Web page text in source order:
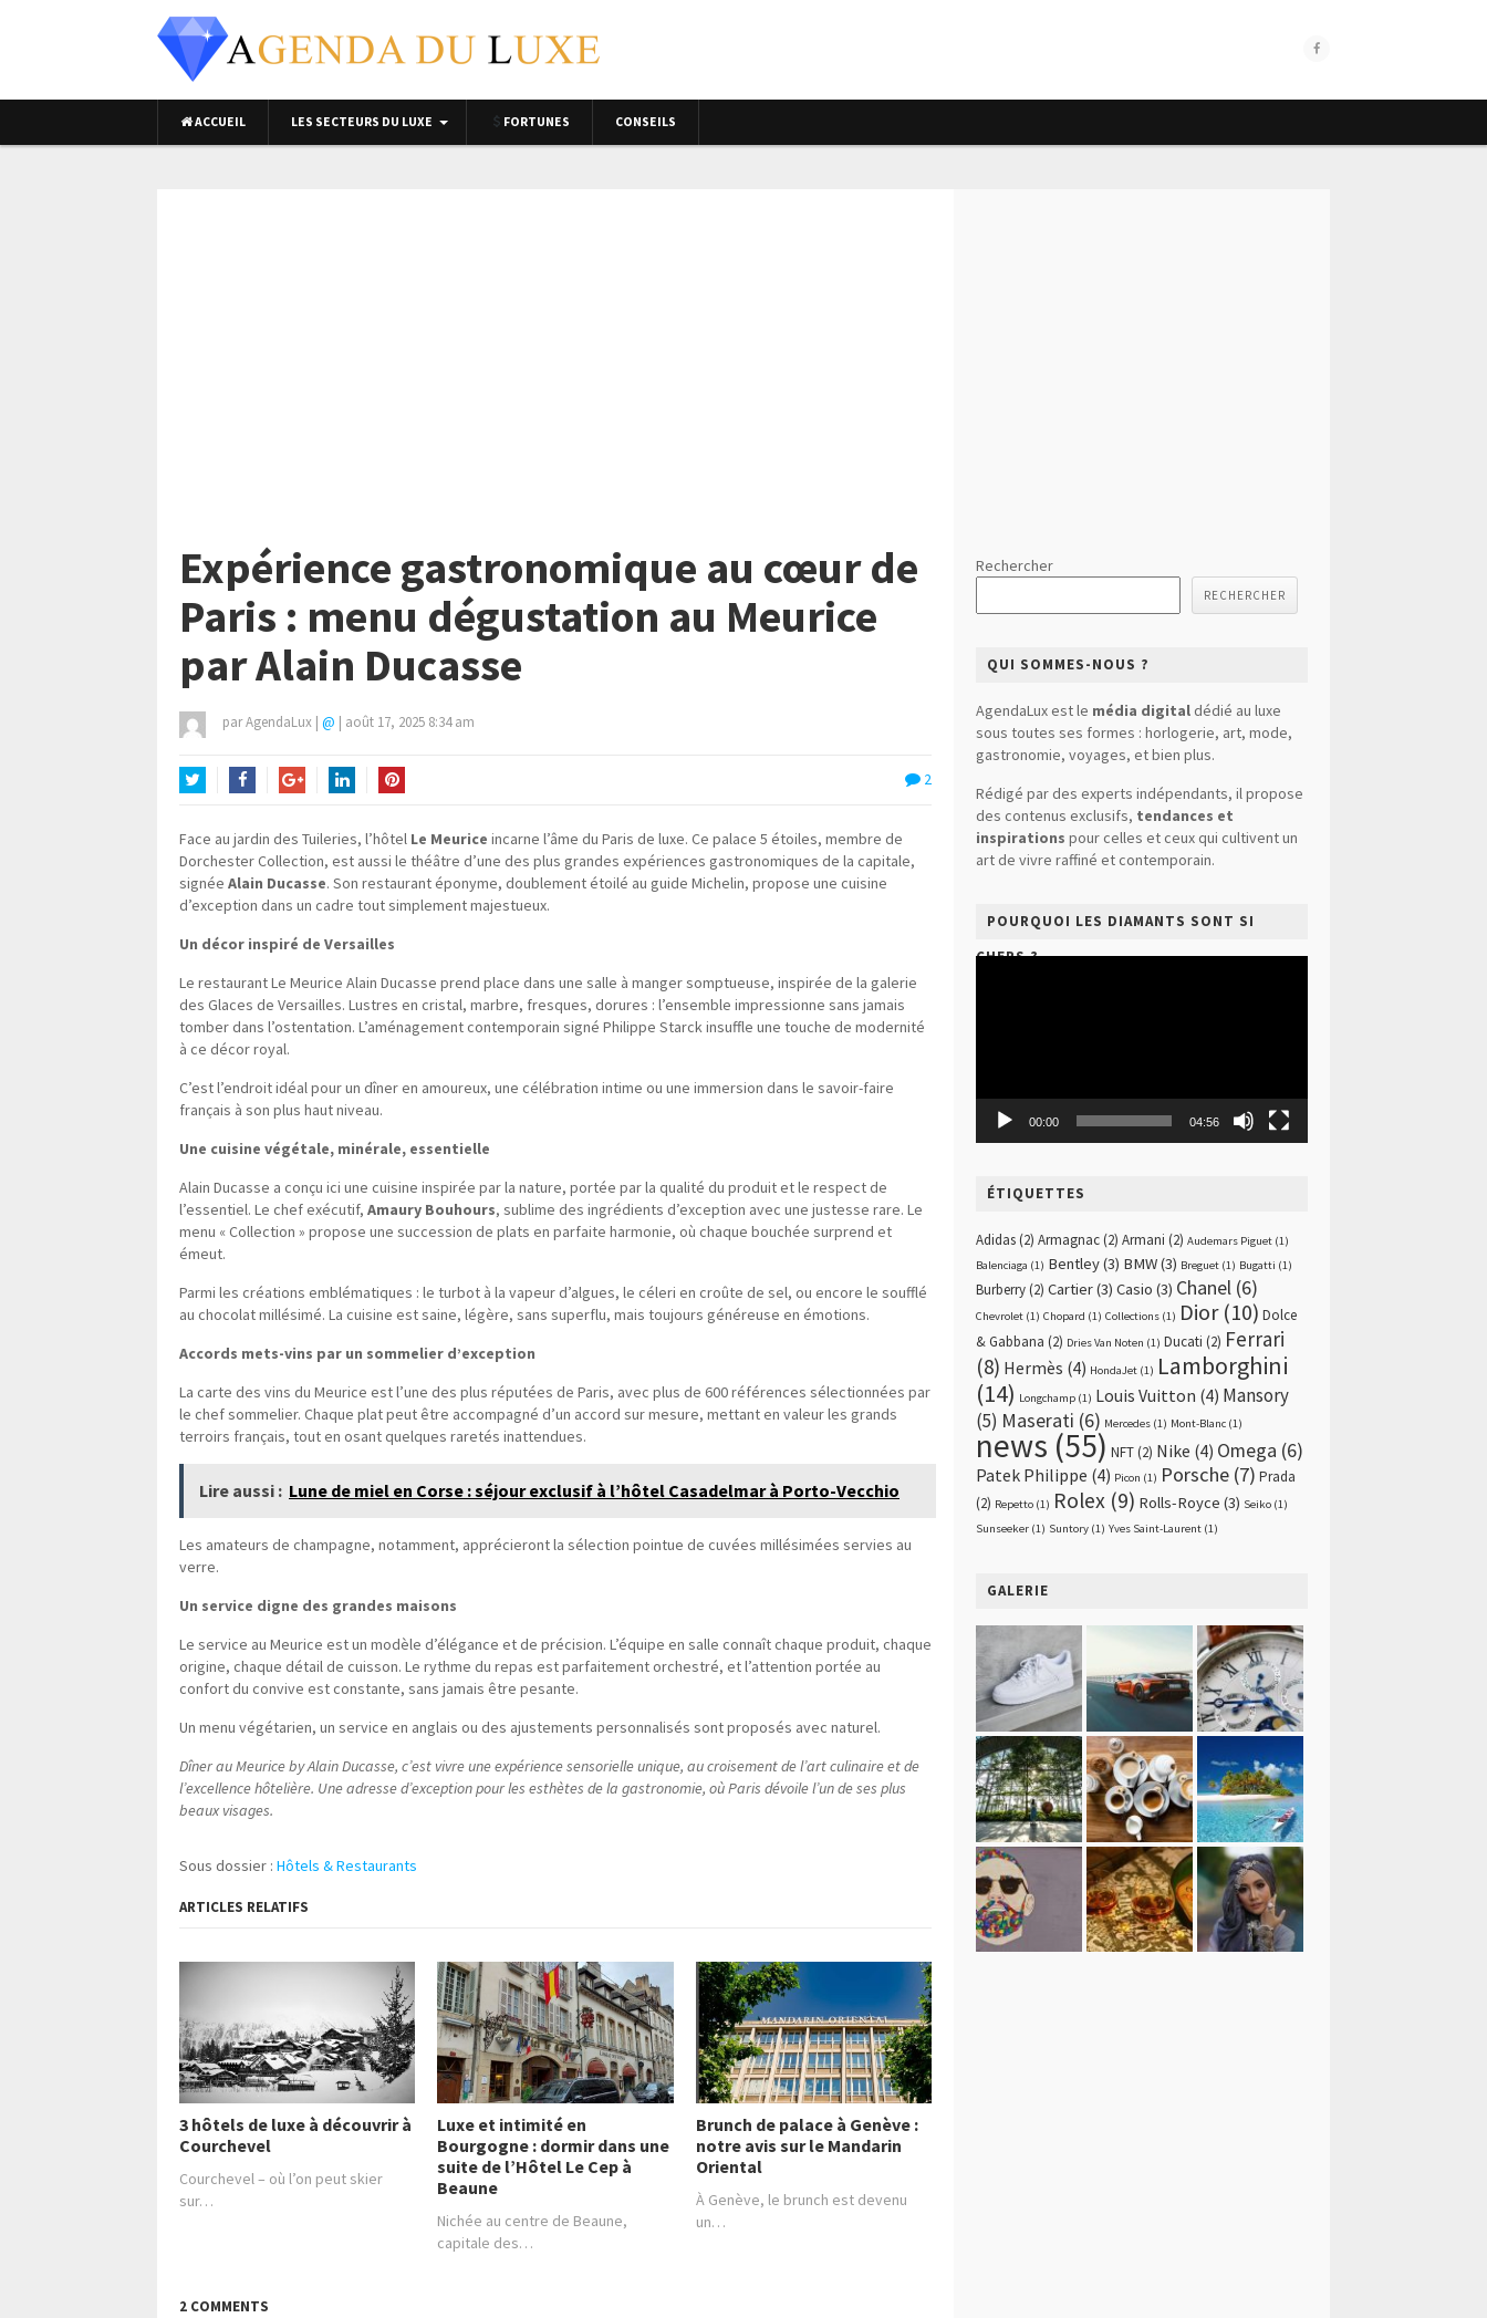
ACCUEIL LES SECTEURS DU LUXE FORTUNES CONSEILS
Expérience gastronomique au cœur de
Paris : menu dégustation au Meurice
par Alain Ducasse
parAgendaLux | @ | août 17, 2025 8:34 am
2
Face au jardin des Tuileries, l’hôtel Le Meurice incarne l’âme du Paris de luxe. Ce palace 5 étoiles, membre de
Dorchester Collection, est aussi le théâtre d’une des plus grandes expériences gastronomiques de la capitale,
signée Alain Ducasse. Son restaurant éponyme, doublement étoilé au guide Michelin, propose une cuisine
d’exception dans un cadre tout simplement majestueux.
Un décor inspiré de Versailles
Le restaurant Le Meurice Alain Ducasse prend place dans une salle à manger somptueuse, inspirée de la galerie
des Glaces de Versailles. Lustres en cristal, marbre, fresques, dorures : l’ensemble impressionne sans jamais
tomber dans l’ostentation. L’aménagement contemporain signé Philippe Starck insuffle une touche de modernité
à ce décor royal.
C’est l’endroit idéal pour un dîner en amoureux, une célébration intime ou une immersion dans le savoir-faire
français à son plus haut niveau.
Une cuisine végétale, minérale, essentielle
Alain Ducasse a conçu ici une cuisine inspirée par la nature, portée par la qualité du produit et le respect de
l’essentiel. Le chef exécutif, Amaury Bouhours, sublime des ingrédients d’exception avec une justesse rare. Le
menu « Collection » propose une succession de plats en parfaite harmonie, où chaque bouchée surprend et
émeut.
Parmi les créations emblématiques : le turbot à la vapeur d’algues, le céleri en croûte de sel, ou encore le soufflé
au chocolat millésimé. La cuisine est saine, légère, sans superflu, mais toujours généreuse en émotions.
Accords mets-vins par un sommelier d’exception
La carte des vins du Meurice est l’une des plus réputées de Paris, avec plus de 600 références sélectionnées par
le chef sommelier. Chaque plat peut être accompagné d’un accord sur mesure, mettant en valeur les grands
terroirs français, tout en osant quelques raretés inattendues.
Lire aussi : Lune de miel en Corse : séjour exclusif à l’hôtel Casadelmar à Porto-Vecchio
Les amateurs de champagne, notamment, apprécieront la sélection pointue de cuvées millésimées servies au
verre.
Un service digne des grandes maisons
Le service au Meurice est un modèle d’élégance et de précision. L’équipe en salle connaît chaque produit, chaque
origine, chaque détail de cuisson. Le rythme du repas est parfaitement orchestré, et l’attention portée au
confort du convive est constante, sans jamais être pesante.
Un menu végétarien, un service en anglais ou des ajustements personnalisés sont proposés avec naturel.
Dîner au Meurice by Alain Ducasse, c’est vivre une expérience sensorielle unique, au croisement de l’art culinaire et de
l’excellence hôtelière. Une adresse d’exception pour les esthètes de la gastronomie, où Paris dévoile l’un de ses plus
beaux visages.
Sous dossier : Hôtels & Restaurants
ARTICLES RELATIFS
3 hôtels de luxe à découvrir à
Courchevel
Courchevel – où l’on peut skier
sur…
Luxe et intimité en
Bourgogne : dormir dans une
suite de l’Hôtel Le Cep à
Beaune
Nichée au centre de Beaune,
capitale des…
Brunch de palace à Genève :
notre avis sur le Mandarin
Oriental
À Genève, le brunch est devenu
un…
2 COMMENTS
Rechercher
RECHERCHER
QUI SOMMES-NOUS ?
AgendaLux est le média digital dédié au luxe
sous toutes ses formes : horlogerie, art, mode,
gastronomie, voyages, et bien plus.
Rédigé par des experts indépendants, il propose
des contenus exclusifs, tendances et
inspirations pour celles et ceux qui cultivent un
art de vivre raffiné et contemporain.
POURQUOI LES DIAMANTS SONT SI
CHERS ?
00:00 04:56
ÉTIQUETTES
Adidas(2) Armagnac(2) Armani (2) Audemars Piguet (1)
Balenciaga (1) Bentley(3) BMW(3) Breguet (1) Bugatti (1)
Burberry(2) Cartier(3) Casio (3) Chanel (6)
Chevrolet (1) Chopard (1) Collections (1) Dior(10) Dolce
& Gabbana (2) Dries Van Noten (1) Ducati (2) Ferrari
(8) Hermès (4) HondaJet (1) Lamborghini
(14) Longchamp (1) Louis Vuitton (4) Mansory
(5) Maserati (6) Mercedes (1) Mont-Blanc (1)
news (55) NFT(2) Nike (4) Omega (6)
Patek Philippe (4) Picon (1) Porsche (7) Prada
(2) Repetto (1) Rolex (9) Rolls-Royce (3) Seiko (1)
Sunseeker (1) Suntory (1) Yves Saint-Laurent (1)
GALERIE